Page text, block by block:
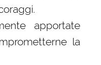
apportate
la